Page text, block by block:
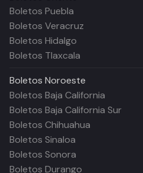
Boletos Puebla
Boletos Veracruz
Boletos Hidalgo
Boletos Tlaxcala
Boletos Noroeste
Boletos Baja California
Boletos Baja California Sur
Boletos Chihuahua
Boletos Sinaloa
Boletos Sonora
Boletos Durango